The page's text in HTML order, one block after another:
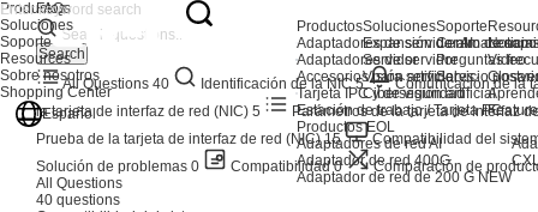
Productos
Adaptadores de servidor AI
Adaptadores de servidor
Accesorios para servidores
Tarjeta IPC y de visión artificial
Estación de trabajo / Tarjeta PC
Productos EOL
Adaptadores de red AI
Adaptador de red 400G
Adaptador de red de 200 GNEW
Soluciones
Expansión de
Servidor
Visión artificial
Ciberseguridad
Soporte
Centro de
Preguntas
Servicio
Video
Productos
Soluciones
Soporte
Resources
Sobre nosotros
Shopping Center
Español
FAQs
Search
All Questions 40 Identificación de la NIC 5
Comunicación de la
la tarjeta de interfaz de red (NIC) 5
Parámetros de la tarjeta de interfaz
Prueba de la tarjeta de interfaz de red (NIC) 15
Compatibilidad del
Solución de problemas 0 Compatibilidad 0
Comparación de
All Questions
40 questions